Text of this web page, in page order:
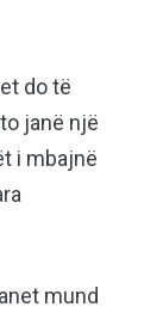
do të
janë një
i mbajnë
mund